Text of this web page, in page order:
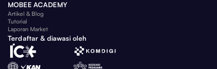
MOBEE ACADEMY
Artikel & Blog
Tutorial
Laporan Market
Terdaftar & diawasi oleh